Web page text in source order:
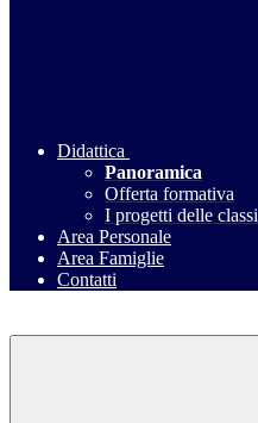
Didattica
Panoramica
Offerta formativa
I progetti delle classi
Area Personale
Area Famiglie
Contatti